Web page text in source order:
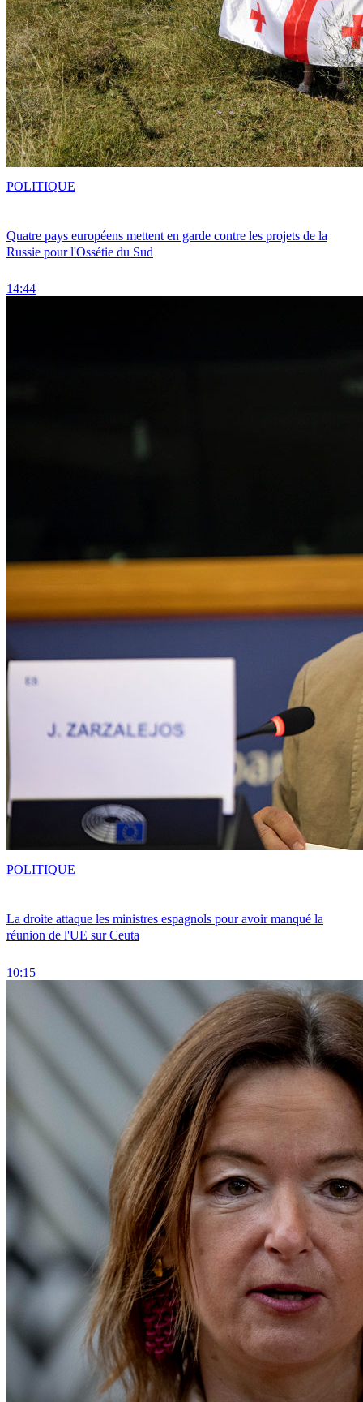
Quatre pays européens mettent en garde contre les projets de la
Russie pour l'Ossétie du Sud
14:44
POLITIQUE
La droite attaque les ministres espagnols pour avoir manqué la
réunion de l'UE sur Ceuta
10:15
POLITIQUE